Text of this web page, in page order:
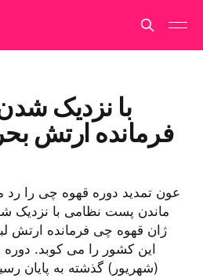
با نزدیک شدن
فرمانده ارتش
عون تمدید دوره قهوه چی را رد
ماندن پست نظامی با نزدیک
ژان قهوه چی فرمانده ارتش
این کشور را می کوبد. دوره
(شهریور) گذشته به پایان